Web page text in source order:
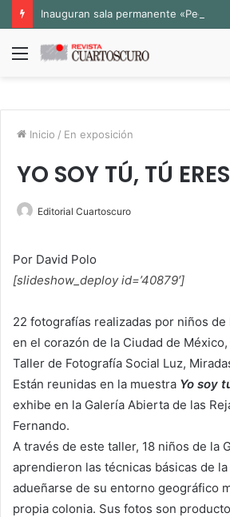
Menú
Inicio / En exposición
YO SOY TÚ, TÚ
Editorial Cuartoscuro
Por David Polo
[slideshow_deploy id=’40879′]
22 fotografías realizadas por niños
en el corazón de la Ciudad de
Taller de Fotografía Social Luz,
Están reunidas en la muestra Yo soy
exhibe en la Galería Abierta de las
Fernando.
A través de este taller, 18 niños de la
aprendieron las técnicas básicas de
adueñarse de su entorno geográfico
propia colonia. Sus fotos son